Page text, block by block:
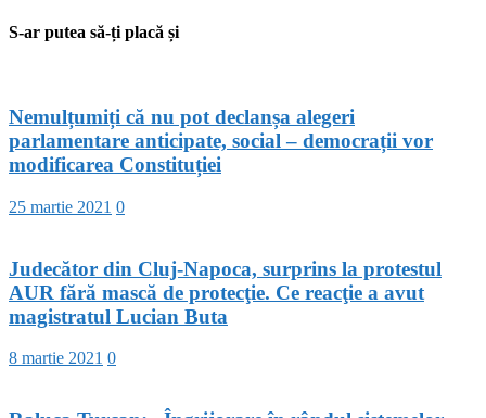
S-ar putea să-ți placă și
Nemulțumiți că nu pot declanșa alegeri
parlamentare anticipate, social – democrații vor
modificarea Constituției
25 martie 2021 0
Judecător din Cluj-Napoca, surprins la protestul
AUR fără mască de protecţie. Ce reacţie a avut
magistratul Lucian Buta
8 martie 2021 0